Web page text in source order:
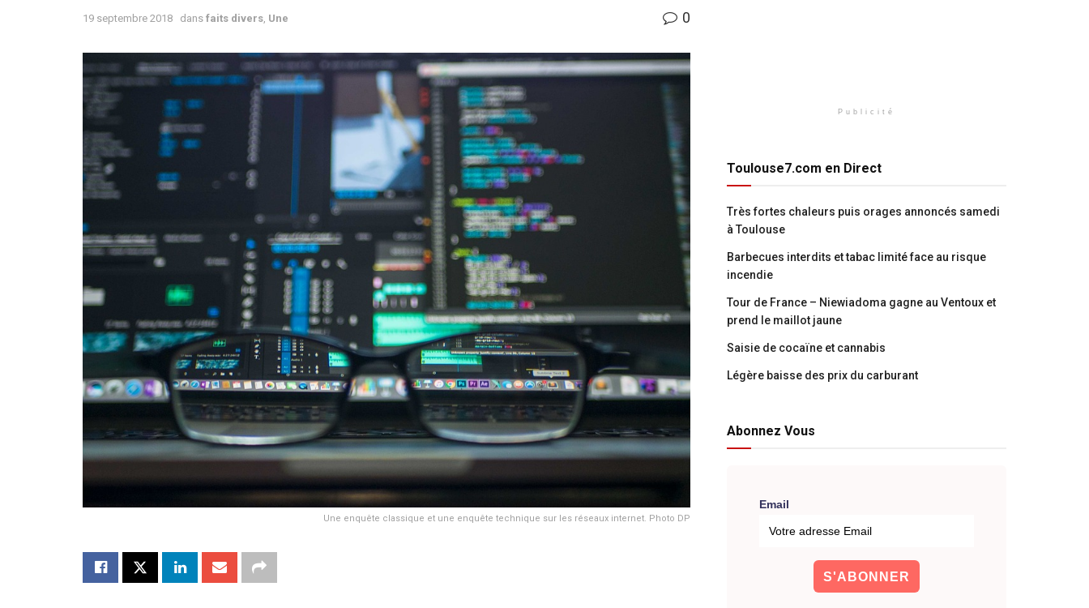
19 septembre 2018 dans faits divers Une 0
Une enquête classique et une enquête technique sur les réseaux internet. Photo DP
Publicité
Toulouse7.com en Direct
Très fortes chaleurs puis orages annoncés samedi
à Toulouse
Barbecues interdits et tabac limité face au risque
incendie
Tour de France – Niewiadoma gagne au Ventoux et
prend le maillot jaune
Saisie de cocaïne et cannabis
Légère baisse des prix du carburant
Abonnez Vous
Email